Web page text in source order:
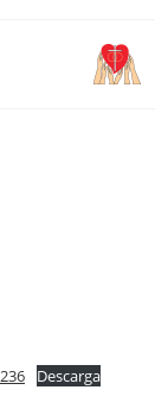
236 Descarga